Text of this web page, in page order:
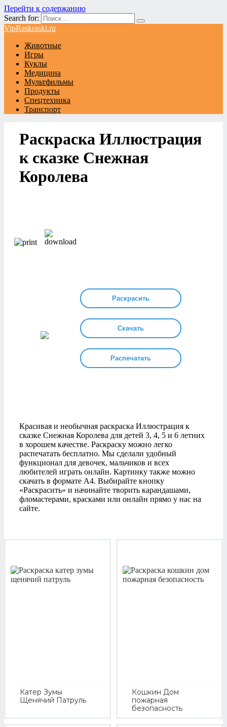
Перейти к содержанию
Search for:
VipRaskraski.ru
Животные
Игры
Куклы
Медицина
Мультфильмы
Продукты
Спецтехника
Транспорт
Раскраска Иллюстрация
к сказке Снежная
Королева
Раскрасить
Скачать
Распечатать
Красивая и необычная раскраска Иллюстрация к
сказке Снежная Королева для детей 3, 4, 5 и 6 летних
в хорошем качестве. Раскраску можно легко
распечатать бесплатно. Мы сделали удобный
функционал для девочек, мальчиков и всех
любителей играть онлайн. Картинку также можно
скачать в формате А4. Выбирайте кнопку
«Раскрасить» и начинайте творить карандашами,
фломастерами, красками или онлайн прямо у нас на
сайте.
Катер Зумы
Щенячий Патруль
Кошкин Дом
пожарная
безопасность